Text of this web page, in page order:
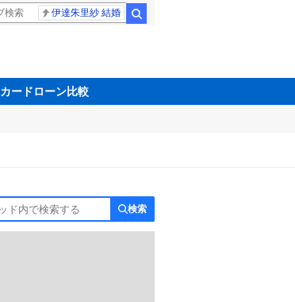
伊達朱里紗 結婚
カードローン比較
検索